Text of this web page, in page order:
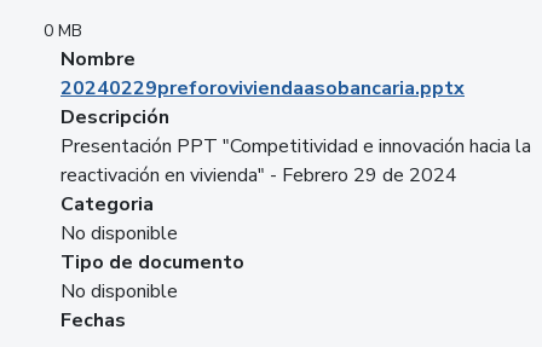
0 MB
Nombre
20240229preforoviviendaasobancaria.pptx
Descripción
Presentación PPT "Competitividad e innovación hacia la
reactivación en vivienda" - Febrero 29 de 2024
Categoria
No disponible
Tipo de documento
No disponible
Fechas